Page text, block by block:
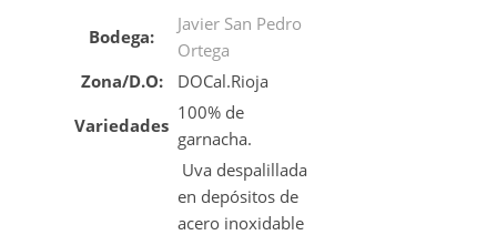
Bodega:
Javier San Pedro
Ortega
Zona/D.O:
DOCal.Rioja
Variedades
100% de
garnacha.
Uva despalillada
en depósitos de
acero inoxidable